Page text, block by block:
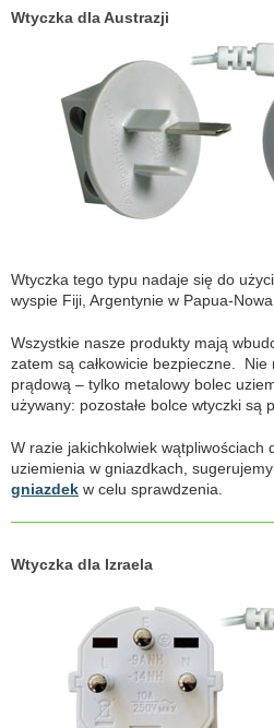
Wtyczka dla Austrazji
Wtyczka tego typu nadaje się do
wyspie Fiji, Argentynie w Papua-Nowa
Wszystkie nasze produkty mają
zatem są całkowicie bezpieczne. Nie
prądową – tylko metalowy bolec
używany: pozostałe bolce wtyczki są
W razie jakichkolwiek wątpliwościach
uziemienia w gniazdkach,
gniazdek w celu sprawdzenia.
Wtyczka dla Izraela